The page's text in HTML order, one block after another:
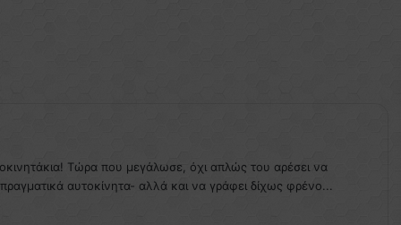
Τώρα που μεγάλωσε, όχι απλώς του αρέσει να
αυτοκίνητα- αλλά και να γράφει δίχως φρένο...